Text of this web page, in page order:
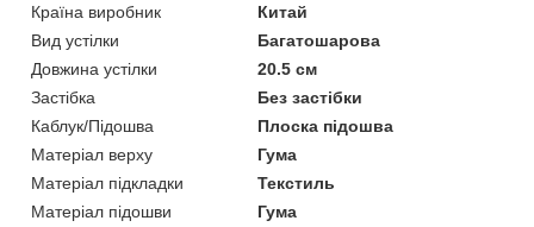
Країна виробник
Китай
Вид устілки
Багатошарова
Довжина устілки
20.5 см
Застібка
Без застібки
Каблук/Підошва
Плоска підошва
Матеріал верху
Гума
Матеріал підкладки
Текстиль
Матеріал підошви
Гума